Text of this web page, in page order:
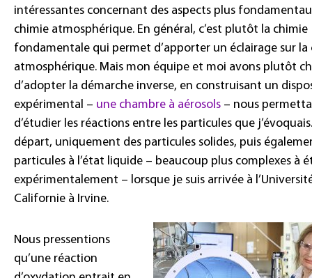
intéressantes concernant des aspects plus
chimie atmosphérique. En général, c’est plutôt la chimie
fondamentale qui permet d’apporter un éclairage sur la
atmosphérique. Mais mon équipe et moi avons plutôt
d’adopter la démarche inverse, en construisant un
expérimental – une chambre à aérosols – nous
d’étudier les réactions entre les particules que
départ, uniquement des particules solides, puis
particules à l’état liquide – beaucoup plus complexes à
expérimentalement – lorsque je suis arrivée à
Californie à Irvine.
Nous pressentions
qu’une réaction